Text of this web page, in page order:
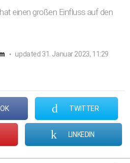
einen großen Einfluss auf den
updated 31. Januar 2023, 11:29
TWITTER
LINKEDIN